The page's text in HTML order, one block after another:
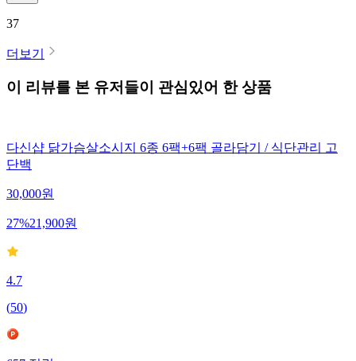
37
더보기
이 리뷰를 본 유저들이 관심있어 한 상품
다신샵 닭가슴살소시지 6종 6팩+6팩 골라담기 / 식단관리 고
단백
30,000원
27%21,900원
4.7
(50)